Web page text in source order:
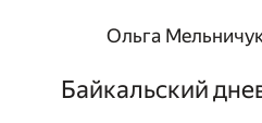
Ольга
Байкальский